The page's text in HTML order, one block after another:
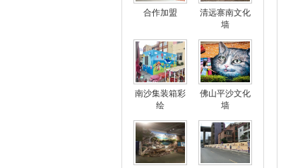
合作加盟
清远寨南文化
墙
南沙集装箱彩
绘
佛山平沙文化
墙